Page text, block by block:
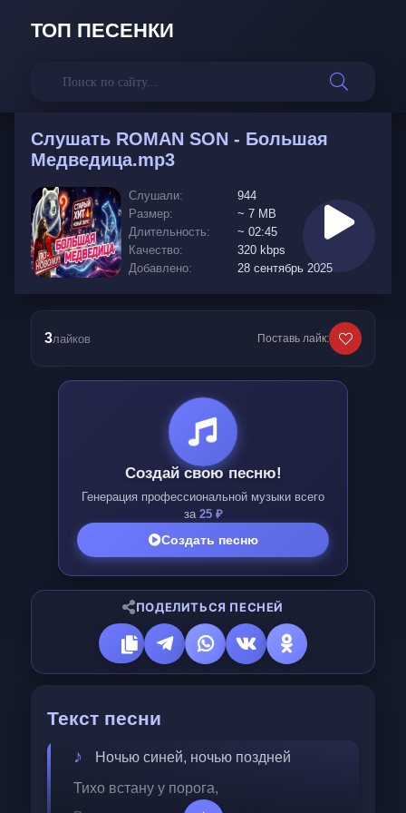
ТОП ПЕСЕНКИ
Слушать ROMAN SON - Большая
Медведица.mp3
Слушали:
944
Размер:
~ 7 MB
Длительность:
~ 02:45
Качество:
320 kbps
Добавлено:
28 сентябрь 2025
3лайков Поставь лайк:
Создай свою песню!
Генерация профессиональной музыки всего
за 25 ₽
Создать песню
ПОДЕЛИТЬСЯ ПЕСНЕЙ
Текст песни
Ночью синей, ночью поздней
Тихо встану у порога,